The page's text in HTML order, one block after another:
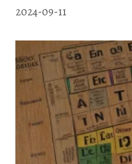
2024-09-11